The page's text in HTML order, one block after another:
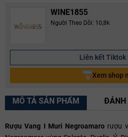
WINE1855
Người Theo Dõi: 10,8k
Liên kết Tiktok
Xem shop
MÔ TẢ SẢN PHẨM ĐÁNH
Rượu Vang I Muri Negroamaro rượu